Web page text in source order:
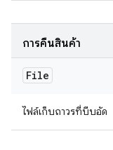
การคืนสินค้า
File
ไฟล์เก็บถาวรที่บีบอัด